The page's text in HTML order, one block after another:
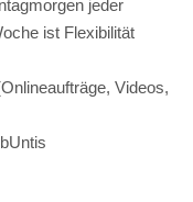
jeder
ist Flexibilität
Videos,